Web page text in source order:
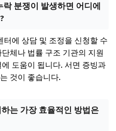
락 분쟁이 발생하면 어디에
터에 상담 및 조정을 신청할 수
체나 법률 구조 기관의 지원
도움이 됩니다. 서면 증빙과
것이 좋습니다.
는 가장 효율적인 방법은